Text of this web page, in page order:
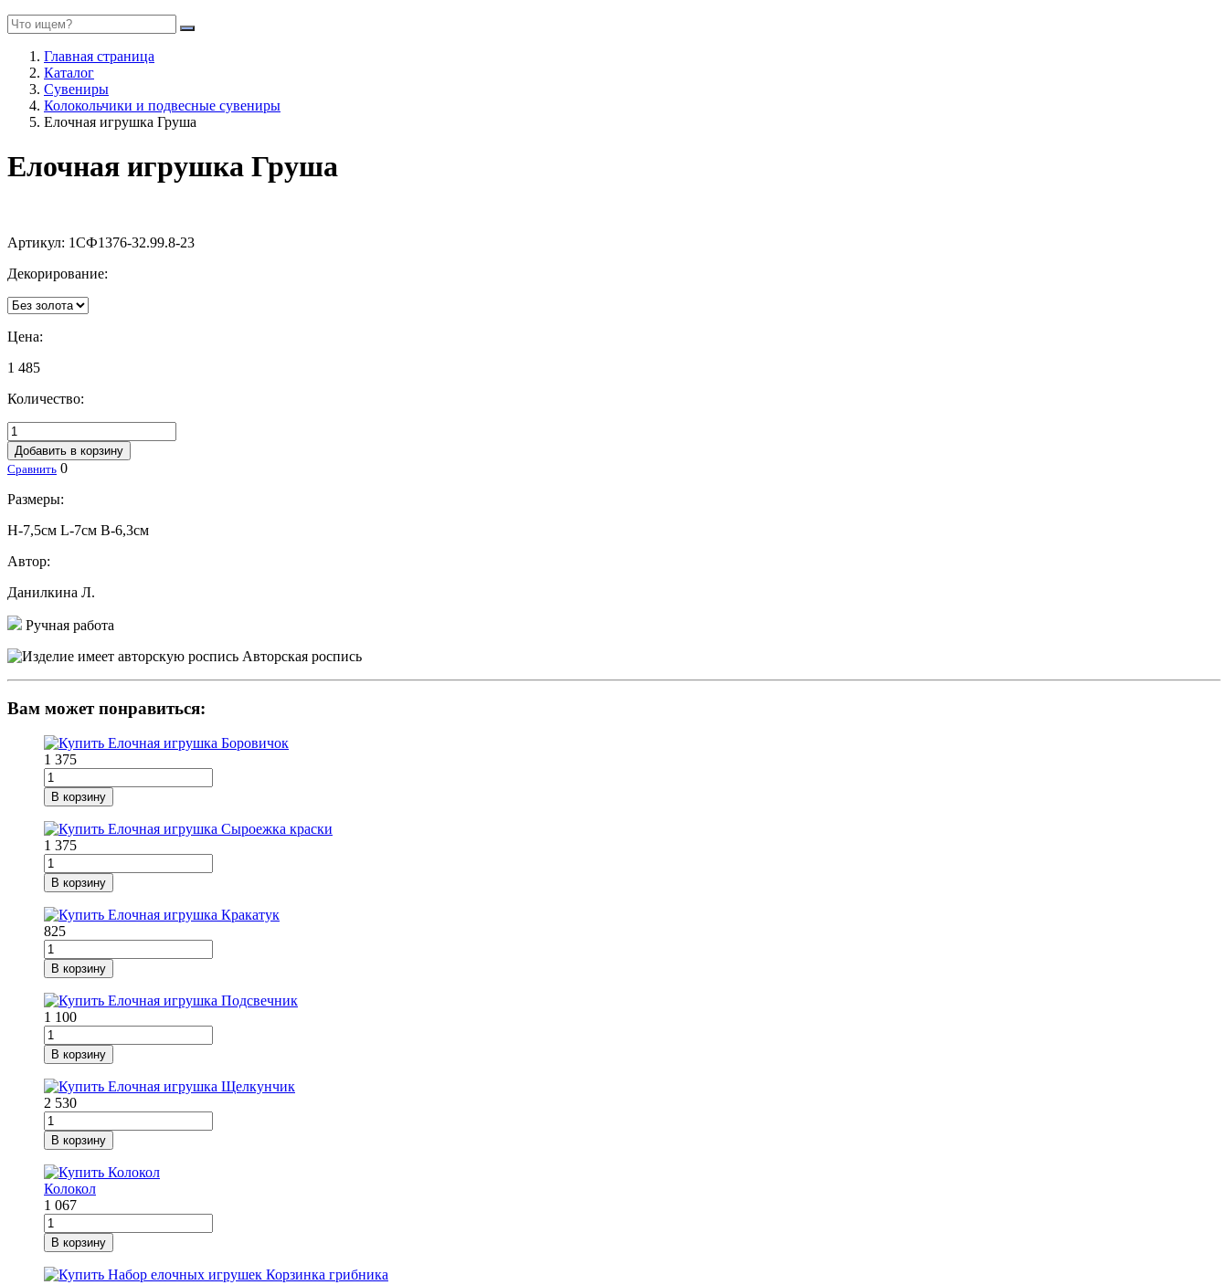
Главная страница
Каталог
Сувениры
Колокольчики и подвесные сувениры
Елочная игрушка Груша
Елочная игрушка Груша
Артикул: 1СФ1376-32.99.8-23
Декорирование:
Цена:
1 485
Количество:
Добавить в корзину
Сравнить 0
Размеры:
H-7,5см L-7см В-6,3см
Автор:
Данилкина Л.
Ручная работа
Авторская роспись
Вам может понравиться:
1 375
В корзину
1 375
В корзину
825
В корзину
1 100
В корзину
2 530
В корзину
Колокол
1 067
В корзину